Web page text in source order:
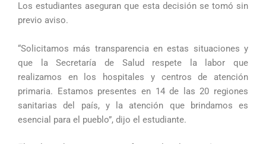
Los estudiantes aseguran que esta decisión se tomó sin
previo aviso.
“Solicitamos más transparencia en estas situaciones y
que la Secretaría de Salud respete la labor que
realizamos en los hospitales y centros de atención
primaria. Estamos presentes en 14 de las 20 regiones
sanitarias del país, y la atención que brindamos es
esencial para el pueblo”, dijo el estudiante.